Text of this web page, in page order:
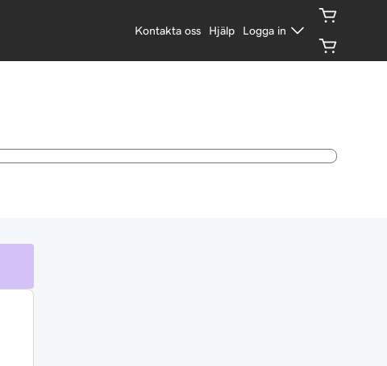
Kontakta oss Hjälp Logga in